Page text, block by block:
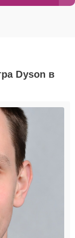
Dyson в